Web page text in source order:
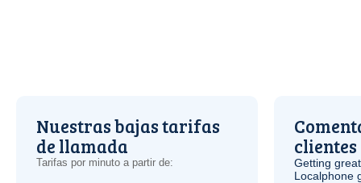
Nuestras bajas tarifas
de llamada
Tarifas por minuto a partir de:
clientes
Getting
Localphone